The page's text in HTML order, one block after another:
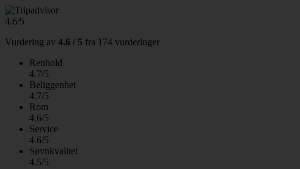
4.6/5
Vurdering av 4.6 / 5 fra 174 vurderinger
Renhold
4.7/5
Beliggenhet
4.7/5
Rom
4.6/5
Service
4.6/5
Søvnkvalitet
4.5/5